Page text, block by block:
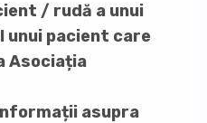
/ rudă a unui
pacient care
Asociația
asupra